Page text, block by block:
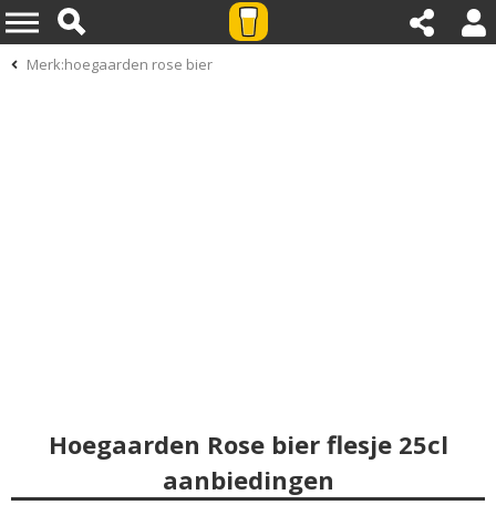
Merk:hoegaarden rose bier
Hoegaarden Rose bier flesje 25cl
aanbiedingen